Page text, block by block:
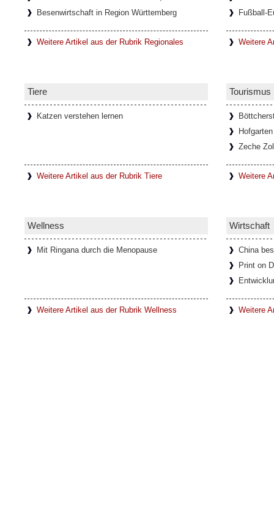
Besenwirtschaft in Region Württemberg
Weitere Artikel aus der Rubrik Regionales
Fußball-
Weitere
Tiere
Katzen verstehen lernen
Weitere Artikel aus der Rubrik Tiere
Tourismus
Zeche
Weitere
Wellness
Mit Ringana durch die Menopause
Weitere Artikel aus der Rubrik Wellness
Wirtschaft
China
Print on
Weitere